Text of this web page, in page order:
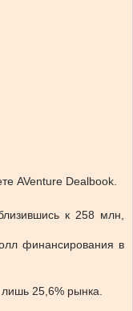
AVenture Dealbook.
к 258 млн,
финансирования в
25,6% рынка.